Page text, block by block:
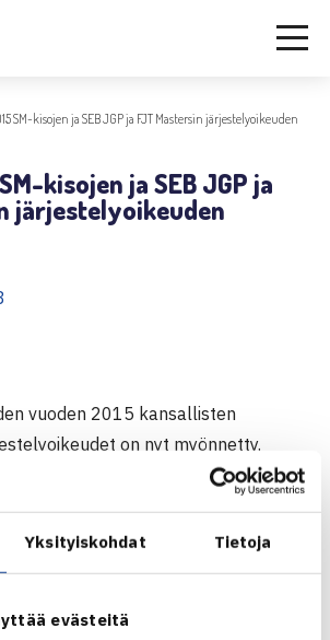
Yksityiskohdat Tietoja
evästeitä
SM-kisojen ja SEB JGP ja FJT Mastersin järjestelyoikeuden
kisojen ja SEB JGP ja
järjestelyoikeuden
vuoden 2015 kansallisten
on nyt myönnetty.
t järjestää